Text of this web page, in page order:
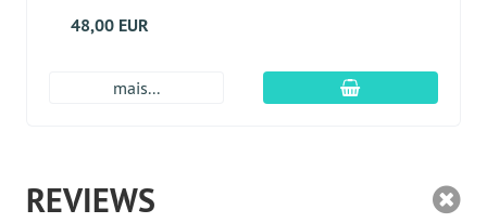
48,00 EUR
mais... Adicionar ao
REVIEWS